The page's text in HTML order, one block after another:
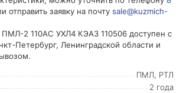
отправить заявку на почту sale@kuzmich-
ПМЛ-2 110AC УХЛ4 КЭАЗ 110506 доступен с
Петербург, Ленинградской области и
ПМЛ, РТЛ
2 года